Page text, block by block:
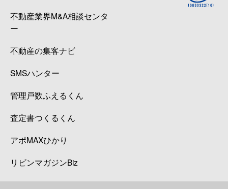
不動産業界M&A相談センタ
ー
不動産の集客ナビ
SMSハンター
管理戸数ふえるくん
査定書つくるくん
アポMAXひかり
リビンマガジンBiz